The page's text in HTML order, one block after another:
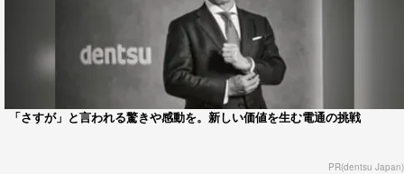
「さすが」と言われる驚きや感動を。新しい価値を生む電通の挑戦
PR(dentsu Japan)